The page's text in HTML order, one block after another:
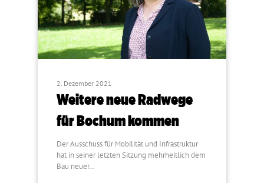
2. Dezember 2021
Weitere neue Radwege
für Bochum kommen
Der Ausschuss für Mobilität und Infrastruktur
hat in seiner letzten Sitzung mehrheitlich dem
Bau neuer…